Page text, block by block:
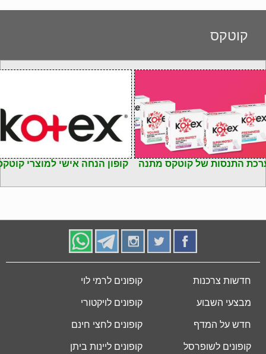
קוטקס
התנסות של קוטקס מתנה קופון הנחה אישי למוצרי
חדשות צרכנות
מבצעי השבוע
חדש על המדף
קופונים לשופרסל
קופונים לרמי לוי
קופונים לויקטורי
קופונים לחצי חינם
קופונים ליינות ביתן